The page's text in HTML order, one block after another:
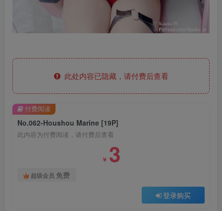
此处内容已隐藏，请付费后查看
No.062-Houshou Marine [19P]
此内容为付费阅读，请付费后查看
￥ 3
超级会员 免费
登录购买
付费阅读